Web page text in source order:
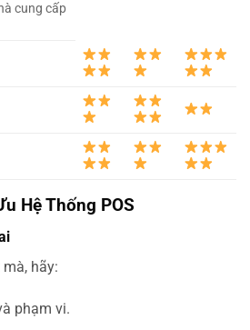
cung cấp
Hệ Thống POS
hãy:
phạm vi.